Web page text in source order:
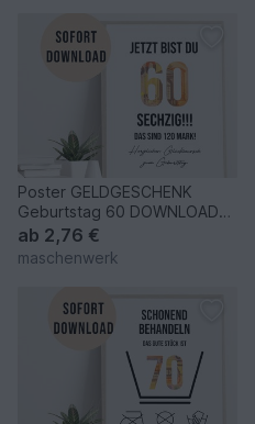
Poster GELDGESCHENK
Geburtstag 60 DOWNLOAD
Vorlage Geldgeschenk
ab 2,76 €
maschenwerk